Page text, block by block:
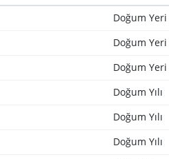
Doğum Yeri
Doğum Yeri
Doğum Yeri
Doğum Yılı
Doğum Yılı
Doğum Yılı